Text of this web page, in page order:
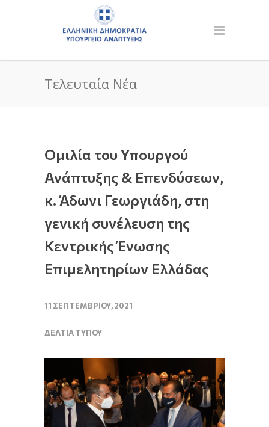
Τελευταία Νέα
Ομιλία του Υπουργού
Ανάπτυξης & Επενδύσεων,
κ. Άδωνι Γεωργιάδη, στη
γενική συνέλευση της
Κεντρικής Ένωσης
Επιμελητηρίων Ελλάδας
11 ΣΕΠΤΕΜΒΡΊΟΥ, 2021
ΔΕΛΤΊΑ ΤΎΠΟΥ